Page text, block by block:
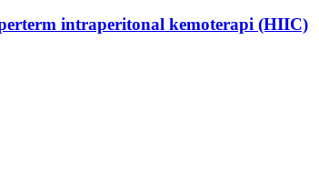
intraperitonal kemoterapi (HIIC)